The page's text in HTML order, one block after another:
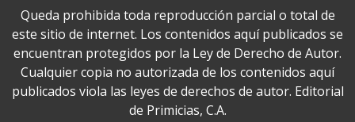
Queda prohibida toda reproducción parcial o total de
este sitio de internet. Los contenidos aquí publicados se
encuentran protegidos por la Ley de Derecho de Autor.
Cualquier copia no autorizada de los contenidos aquí
publicados viola las leyes de derechos de autor. Editorial
de Primicias, C.A.